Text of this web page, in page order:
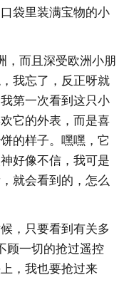
袋里装满宝物的小
，而且深受欧洲小朋
我忘了，反正呀就
第一次看到这只小
它的外表，而是喜
的样子。嘿嘿，它
好像不信，我可是
就会看到的，怎么
，只要看到有关多
顾一切的抢过遥控
，我也要抢过来